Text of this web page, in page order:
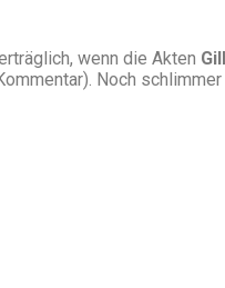
wenn die Akten
Noch